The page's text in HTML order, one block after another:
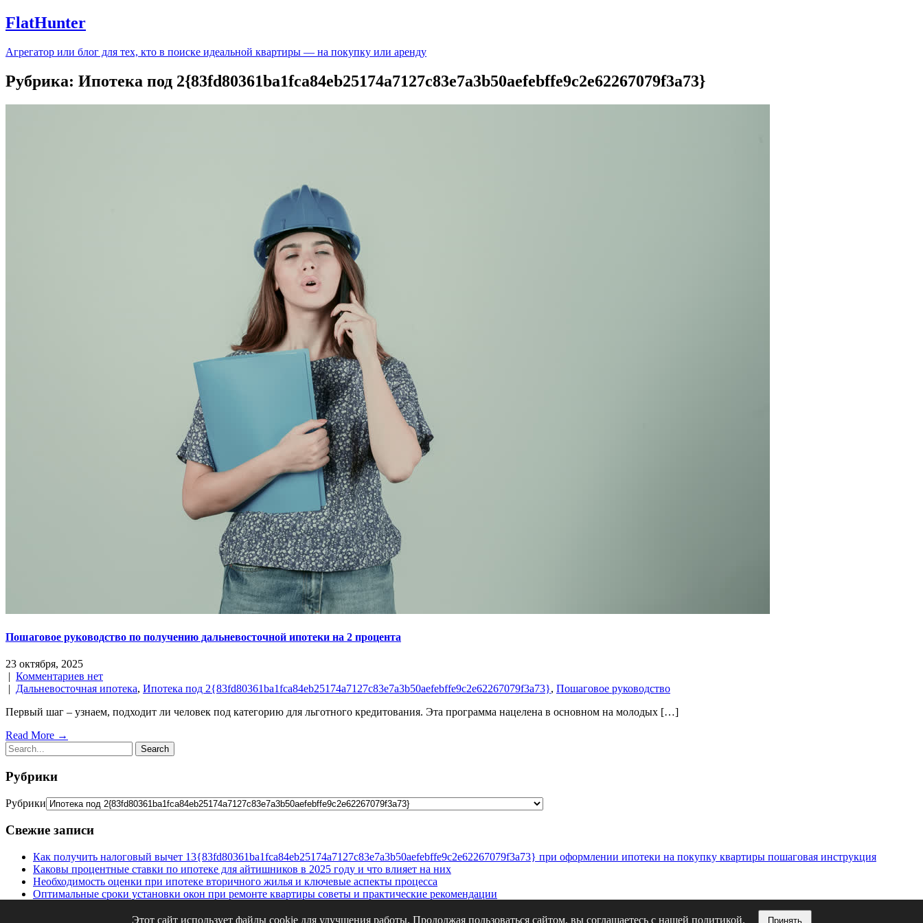
FlatHunter
Агрегатор или блог для тех, кто в поиске идеальной квартиры — на покупку или аренду
Рубрика: Ипотека под 2{83fd80361ba1fca84eb25174a7127c83e7a3b50aefebffe9c2e62267079f3a73}
Пошаговое руководство по получению дальневосточной ипотеки на 2 процента
23 октября, 2025
| Комментариев нет
| Дальневосточная ипотека, Ипотека под 2{83fd80361ba1fca84eb25174a7127c83e7a3b50aefebffe9c2e62267079f3a73}, Пошаговое руководство
Первый шаг – узнаем, подходит ли человек под категорию для льготного кредитования. Эта программа нацелена в основном на молодых […]
Read More →
Рубрики
Рубрики
Свежие записи
Как получить налоговый вычет 13{83fd80361ba1fca84eb25174a7127c83e7a3b50aefebffe9c2e62267079f3a73} при оформлении ипотеки на покупку квартиры пошаговая инструкция
Каковы процентные ставки по ипотеке для айтишников в 2025 году и что влияет на них
Необходимость оценки при ипотеке вторичного жилья и ключевые аспекты процесса
Оптимальные сроки установки окон при ремонте квартиры советы и практические рекомендации
Этот сайт использует файлы cookie для улучшения работы. Продолжая пользоваться сайтом, вы соглашаетесь с нашей политикой.
Принять